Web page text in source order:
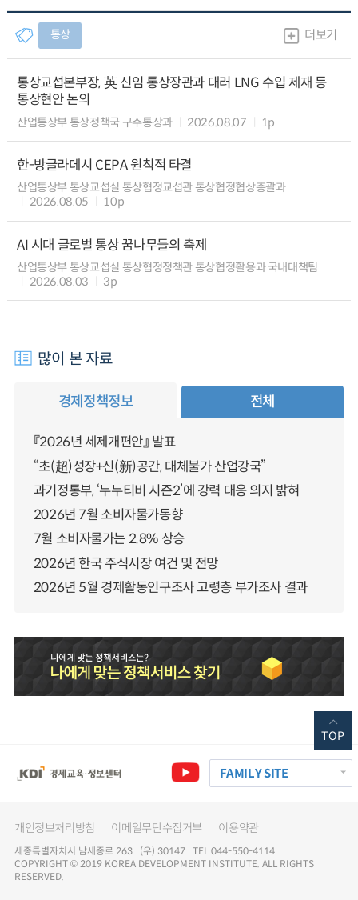
통상 더보기
통상교섭본부장, 英 신임 통상장관과 대러 LNG 수입 제재 등
통상현안 논의
산업통상부 통상정책국 구주통상과 2026.08.07 1p
한-방글라데시 CEPA 원칙적 타결
산업통상부 통상교섭실 통상협정교섭관 통상협정협상총괄과
2026.08.05
10p
AI 시대 글로벌 통상 꿈나무들의 축제
산업통상부 통상교섭실 통상협정정책관 통상협정활용과 국내대책팀
2026.08.03
3p
많이 본 자료
경제정책정보 전체
『2026년 세제개편안』 발표
“초(超)성장+신(新)공간, 대체불가 산업강국”
과기정통부, ‘누누티비 시즌2’에 강력 대응 의지 밝혀
2026년 7월 소비자물가동향
7월 소비자물가는 2.8% 상승
2026년 한국 주식시장 여건 및 전망
2026년 5월 경제활동인구조사 고령층 부가조사 결과
FAMILY SITE
개인정보처리방침 이메일무단수집거부 이용약관
세종특별자치시 남세종로 263 (우) 30147 TEL 044-550-4114
COPYRIGHT © 2019 KOREA DEVELOPMENT INSTITUTE. ALL RIGHTS
RESERVED.
TOP